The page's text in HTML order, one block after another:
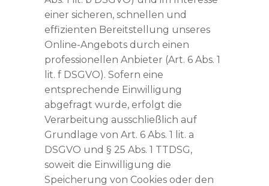
einer sicheren, schnellen und
effizienten Bereitstellung unseres
Online-Angebots durch einen
professionellen Anbieter (Art. 6 Abs. 1
lit. f DSGVO). Sofern eine
entsprechende Einwilligung
abgefragt wurde, erfolgt die
Verarbeitung ausschließlich auf
Grundlage von Art. 6 Abs. 1 lit. a
DSGVO und § 25 Abs. 1 TTDSG,
soweit die Einwilligung die
Speicherung von Cookies oder den